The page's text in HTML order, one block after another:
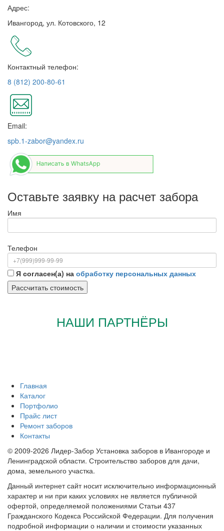
Адрес:
Ивангород, ул. Котовского, 12
Контактный телефон:
8 (812) 200-80-61
Email:
spb.1-zabor@yandex.ru
Оставьте заявку на расчет забора
Имя
Телефон
Я согласен(а) на обработку персональных данных
НАШИ ПАРТНЁРЫ
Главная
Каталог
Портфолио
Прайс лист
Ремонт заборов
Контакты
© 2009-2026 Лидер-Забор Установка заборов в Ивангороде и
Ленинградской области. Строительство заборов для дачи,
дома, земельного участка.
Данный интернет сайт носит исключительно информационный
характер и ни при каких условиях не является публичной
офертой, определяемой положениями Статьи 437
Гражданского Кодекса Российской Федерации. Для получения
подробной информации о наличии и стоимости указанных